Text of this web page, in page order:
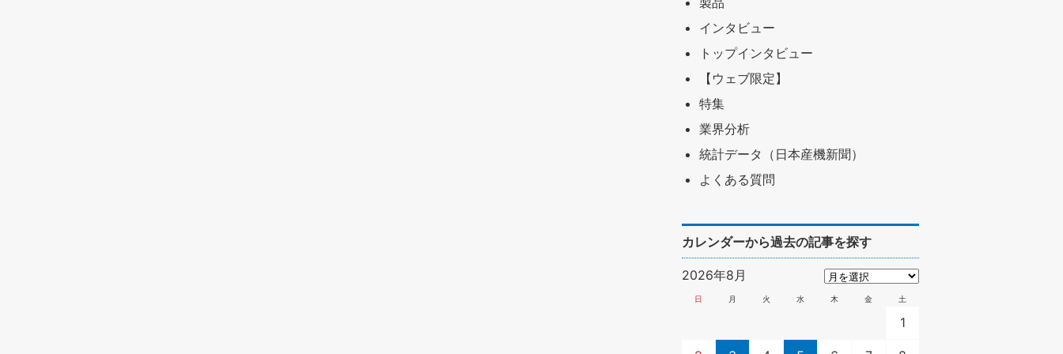
インタビュー
トップインタビュー
【ウェブ限定】
特集
業界分析
統計データ（日本産機新聞）
よくある質問
カレンダーから過去の記事を探す
2026年8月
日 月 火 水 木 金 土
1